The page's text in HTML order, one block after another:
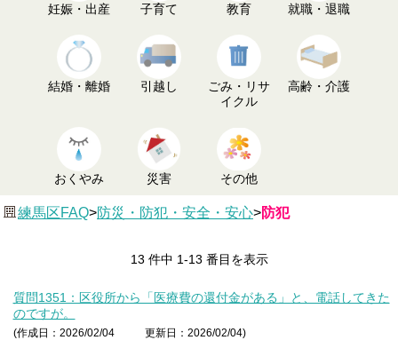
妊娠・出産 子育て 教育 就職・退職
結婚・離婚 引越し
ごみ・リサ
イクル
高齢・介護
おくやみ 災害 その他
練馬区FAQ>防災・防犯・安全・安心>防犯
13 件中 1-13 番目を表示
質問1351：区役所から「医療費の還付金がある」と、電話してきた
のですが。
(作成日：2026/02/04 更新日：2026/02/04)